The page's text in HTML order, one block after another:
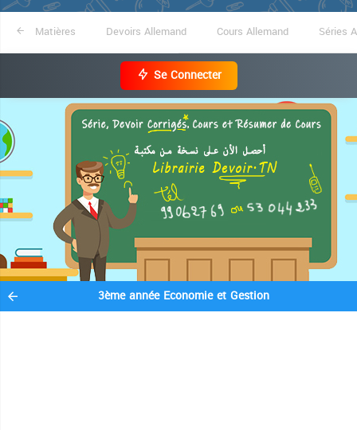
Matières Devoirs Allemand Cours Allemand Séries
Se Connecter
3ème année Economie et Gestion